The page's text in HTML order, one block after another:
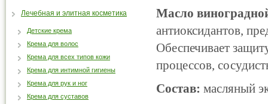
Масло
антиоксидантов,
Обеспечивает
процессов,
Состав: масляный
Лечебная и элитная косметика
Детские крема
Крема для волос
Крема для всех типов кожи
Крема для интимной гигиены
Крема для рук и ног
Крема для суставов